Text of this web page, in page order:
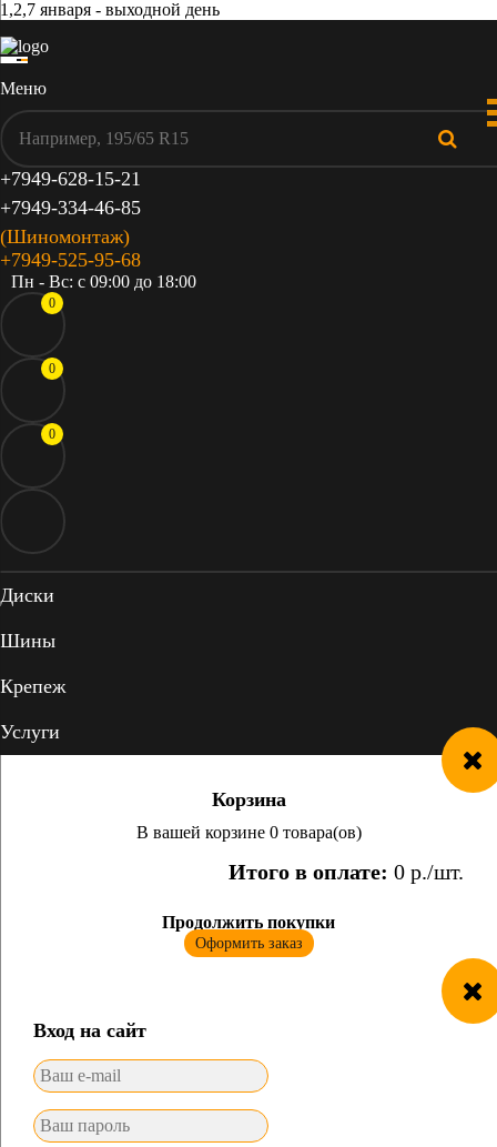
1,2,7 января - выходной день
Меню
+7949-628-15-21
+7949-334-46-85
(Шиномонтаж)
+7949-525-95-68
Пн - Вс: c 09:00 до 18:00
0
0
0
Диски
Шины
Крепеж
Услуги
Корзина
В вашей корзине 0 товара(ов)
Итого в оплате: 0 р./шт.
Продолжить покупки
Оформить заказ
Вход на сайт